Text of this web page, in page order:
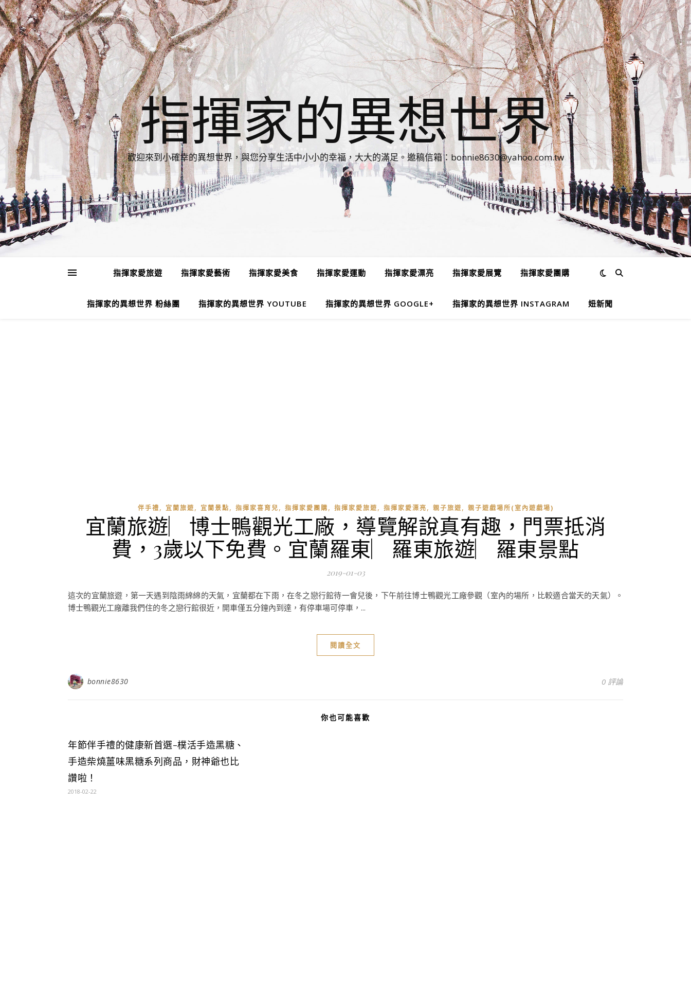
指揮家的異想世界
歡迎來到小確幸的異想世界，與您分享生活中小小的幸福，大大的滿足。邀稿信箱：bonnie8630@yahoo.com.tw
指揮家愛旅遊 指揮家愛藝術 指揮家愛美食 指揮家愛運動 指揮家愛漂亮 指揮家愛展覽 指揮家愛團購
指揮家的異想世界 粉絲團 指揮家的異想世界 YOUTUBE 指揮家的異想世界 GOOGLE+ 指揮家的異想世界 INSTAGRAM 妞新聞
伴手禮, 宜蘭旅遊, 宜蘭景點, 指揮家喜育兒, 指揮家愛團購, 指揮家愛旅遊, 指揮家愛漂亮, 親子旅遊, 親子遊戲場所(室內遊戲場)
宜蘭旅遊︳博士鴨觀光工廠，導覽解說真有趣，門票抵消
費，3歲以下免費。宜蘭羅東︳羅東旅遊︳羅東景點
2019-01-03
這次的宜蘭旅遊，第一天遇到陰雨綿綿的天氣，宜蘭都在下雨，在冬之戀行館待一會兒後，下午前往博士鴨觀光工廠參觀（室內的場所，比較適合當天的天氣）。
博士鴨觀光工廠離我們住的冬之戀行館很近，開車僅五分鐘內到達，有停車場可停車，...
閱讀全文
bonnie8630 0 評論
你也可能喜歡
年節伴手禮的健康新首選-樸活手造黑糖、
手造柴燒薑味黑糖系列商品，財神爺也比
讚啦！
2018-02-22